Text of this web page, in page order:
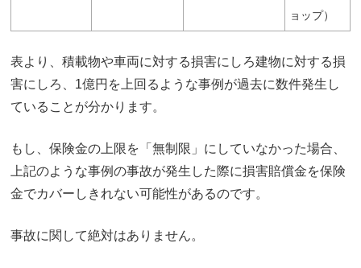
ョップ）
表より、積載物や車両に対する損害にしろ建物に対する損
害にしろ、1億円を上回るような事例が過去に数件発生し
ていることが分かります。
もし、保険金の上限を「無制限」にしていなかった場合、
上記のような事例の事故が発生した際に損害賠償金を保険
金でカバーしきれない可能性があるのです。
事故に関して絶対はありません。